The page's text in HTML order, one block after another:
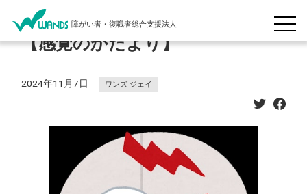
障がい者・復職者総合支援法人
【感覚のかたより】
2024年11月7日 ワンズ ジェイ